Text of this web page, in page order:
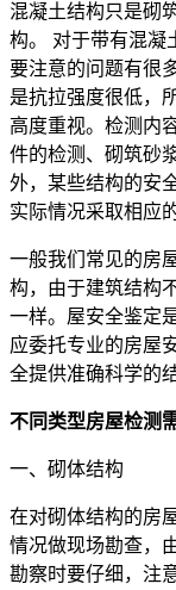
混凝土结构只是砌
构。 对于带有混凝
要注意的问题有很
是抗拉强度很低，
高度重视。检测内
件的检测、砌筑砂
外，某些结构的安
实际情况采取相应
一般我们常见的房
构，由于建筑结构
一样。屋安全鉴定
应委托专业的房屋
全提供准确科学的
不同类型房屋检测
一、砌体结构
在对砌体结构的房
情况做现场勘查，
勘察时要仔细，注